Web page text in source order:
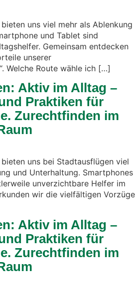
uns viel mehr als Ablenkung
und Tablet sind
Gemeinsam entdecken
unserer
Welche Route wähle ich […]
Aktiv im Alltag –
Praktiken für
Zurechtfinden im
uns bei Stadtausflügen viel
und Unterhaltung. Smartphones
unverzichtbare Helfer im
wir die vielfältigen Vorzüge
Aktiv im Alltag –
Praktiken für
Zurechtfinden im